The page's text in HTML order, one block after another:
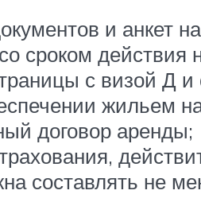
и анкет
сроком
с визой Д
жильем
договор аренды;
составлять не